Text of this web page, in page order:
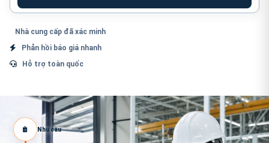
Nhà cung cấp đã xác minh
Phản hồi báo giá nhanh
Hỗ trợ toàn quốc
Nhu cầu